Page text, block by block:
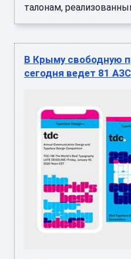
талонам,
В Крыму свободную
сегодня ведет 81 АЗС